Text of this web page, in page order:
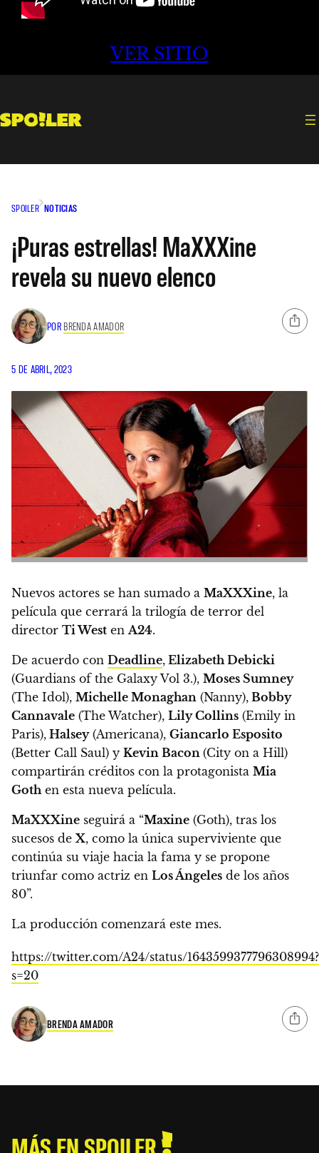
VER SITIO
SPOILER NOTICIAS
¡Puras estrellas! MaXXXine
revela su nuevo elenco
POR BRENDA AMADOR
5 DE ABRIL, 2023
Nuevos actores se han sumado a MaXXXine, la
película que cerrará la trilogía de terror del
director Ti West enA24.
De acuerdo con Deadline, Elizabeth Debicki
(Guardians of the Galaxy Vol 3.), Moses Sumney
(The Idol), Michelle Monaghan (Nanny), Bobby
Cannavale (The Watcher), Lily Collins (Emily in
Paris), Halsey(Americana), Giancarlo Esposito
(Better Call Saul) y Kevin Bacon (City on a Hill)
compartirán créditos con la protagonista Mia
Gothen esta nueva película.
MaXXXine seguirá a “Maxine (Goth), tras los
sucesos de X, como la única superviviente que
continúa su viaje hacia la fama y se propone
triunfar como actriz en Los Ángeles de los años
80”.
La producción comenzará este mes.
https://twitter.com/A24/status/1643599377796308994?
s=20
BRENDA AMADOR
MÁS EN SPOILER